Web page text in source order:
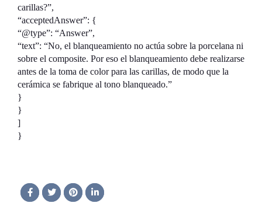
carillas?”,
“acceptedAnswer”: {
“@type”: “Answer”,
“text”: “No, el blanqueamiento no actúa sobre la porcelana ni
sobre el composite. Por eso el blanqueamiento debe realizarse
antes de la toma de color para las carillas, de modo que la
cerámica se fabrique al tono blanqueado.”
}
}
]
}